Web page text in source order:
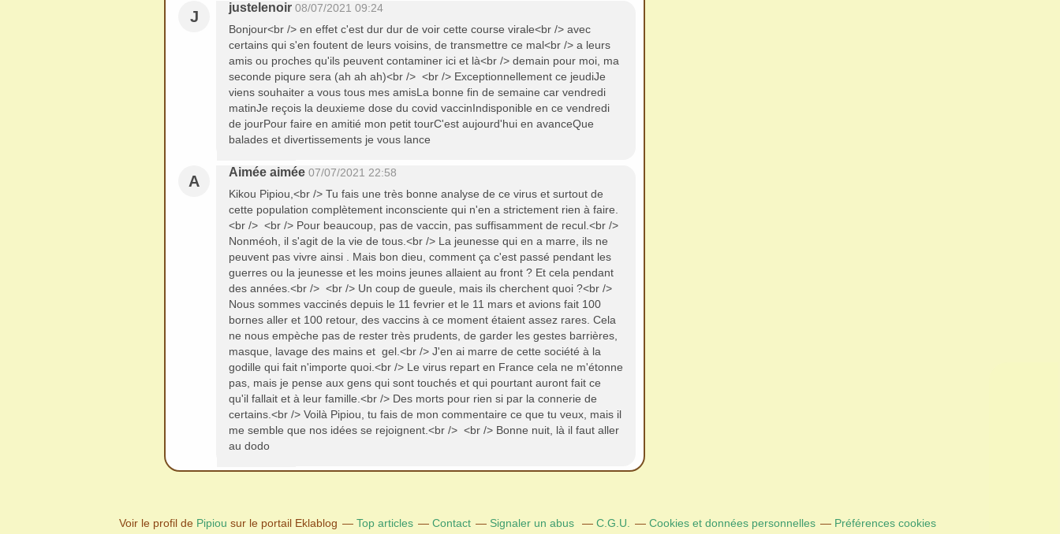
J
justelenoir 08/07/2021 09:24
Bonjour<br /> en effet c'est dur dur de voir cette course virale<br /> avec
certains qui s'en foutent de leurs voisins, de transmettre ce mal<br /> a leurs
amis ou proches qu'ils peuvent contaminer ici et là<br /> demain pour moi, ma
seconde piqure sera (ah ah ah)<br /> <br /> Exceptionnellement ce jeudiJe
viens souhaiter a vous tous mes amisLa bonne fin de semaine car vendredi
matinJe reçois la deuxieme dose du covid vaccinIndisponible en ce vendredi
de jourPour faire en amitié mon petit tourC'est aujourd'hui en avanceQue
balades et divertissements je vous lance
A
Aimée aimée 07/07/2021 22:58
Kikou Pipiou,<br /> Tu fais une très bonne analyse de ce virus et surtout de
cette population complètement inconsciente qui n'en a strictement rien à faire.
<br /> <br /> Pour beaucoup, pas de vaccin, pas suffisamment de recul.<br />
Nonméoh, il s'agit de la vie de tous.<br /> La jeunesse qui en a marre, ils ne
peuvent pas vivre ainsi . Mais bon dieu, comment ça c'est passé pendant les
guerres ou la jeunesse et les moins jeunes allaient au front ? Et cela pendant
des années.<br /> <br /> Un coup de gueule, mais ils cherchent quoi ?<br />
Nous sommes vaccinés depuis le 11 fevrier et le 11 mars et avions fait 100
bornes aller et 100 retour, des vaccins à ce moment étaient assez rares. Cela
ne nous empèche pas de rester très prudents, de garder les gestes barrières,
masque, lavage des mains et gel.<br /> J'en ai marre de cette société à la
godille qui fait n'importe quoi.<br /> Le virus repart en France cela ne m'étonne
pas, mais je pense aux gens qui sont touchés et qui pourtant auront fait ce
qu'il fallait et à leur famille.<br /> Des morts pour rien si par la connerie de
certains.<br /> Voilà Pipiou, tu fais de mon commentaire ce que tu veux, mais il
me semble que nos idées se rejoignent.<br /> <br /> Bonne nuit, là il faut aller
au dodo
Voir le profil de Pipiou sur le portail Eklablog Top articles Contact Signaler un abus C.G.U. Cookies et données personnelles Préférences cookies